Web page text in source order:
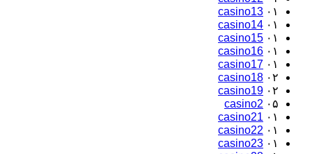
casino13 ۰۱
casino14 ۰۱
casino15 ۰۱
casino16 ۰۱
casino17 ۰۱
casino18 ۰۲
casino19 ۰۲
casino2 ۰۵
casino21 ۰۱
casino22 ۰۱
casino23 ۰۱